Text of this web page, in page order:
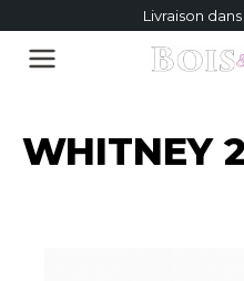
Livraison
WHITNEY